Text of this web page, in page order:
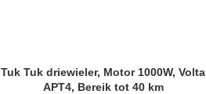
RESERVEER VRIJBLIJVEND
Tuk Tuk driewieler, Motor 1000W, Volta
APT4, Bereik tot 40 km